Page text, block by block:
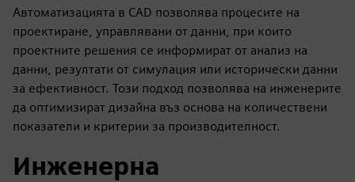
Автоматизацията в CAD позволява процесите на
проектиране, управлявани от данни, при които
проектните решения се информират от анализ на
данни, резултати от симулация или исторически данни
за ефективност. Този подход позволява на инженерите
да оптимизират дизайна въз основа на количествени
показатели и критерии за производителност.
Инженерна